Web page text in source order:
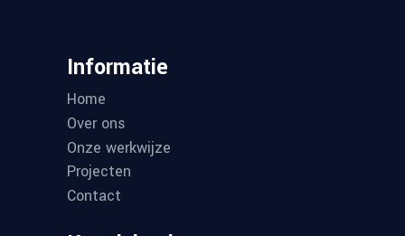
Informatie
Home
Over ons
Onze werkwijze
Projecten
Contact